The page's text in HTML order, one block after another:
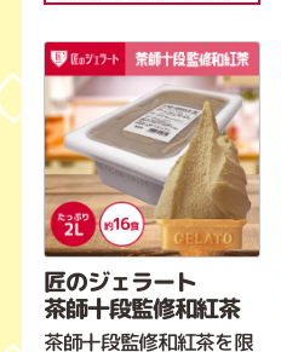
匠のジェラート
茶師十段監修和紅茶
茶師十段監修和紅茶を限